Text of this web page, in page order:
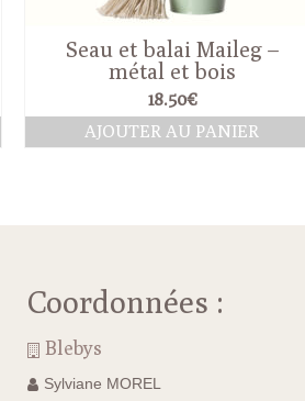
Seau et balai Maileg –
métal et bois
18.50€
AJOUTER AU PANIER
Coordonnées :
Blebys
Sylviane MOREL